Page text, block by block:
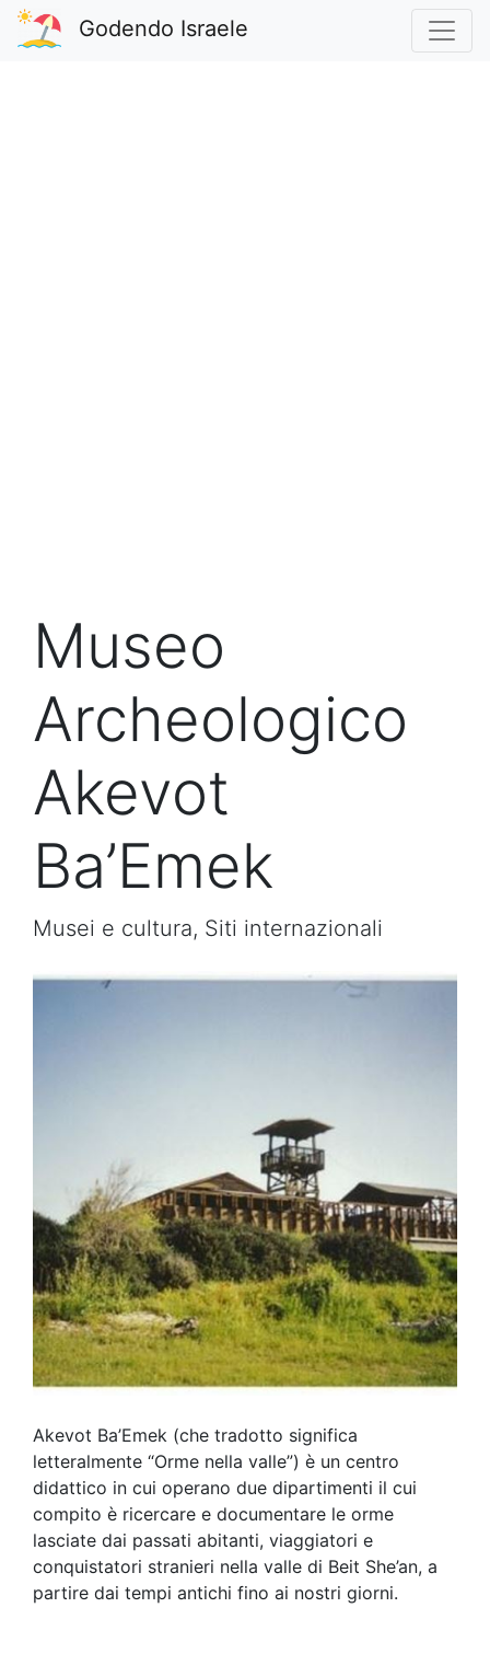
Godendo Israele
Museo
Archeologico
Akevot
Ba’Emek
Musei e cultura, Siti internazionali
Akevot Ba’Emek (che tradotto significa
letteralmente “Orme nella valle”) è un centro
didattico in cui operano due dipartimenti il cui
compito è ricercare e documentare le orme
lasciate dai passati abitanti, viaggiatori e
conquistatori stranieri nella valle di Beit She’an, a
partire dai tempi antichi fino ai nostri giorni.